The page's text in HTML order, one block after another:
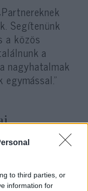
to third parties, or
information for
Segítenünk
a közös
a
nagyhatalmak